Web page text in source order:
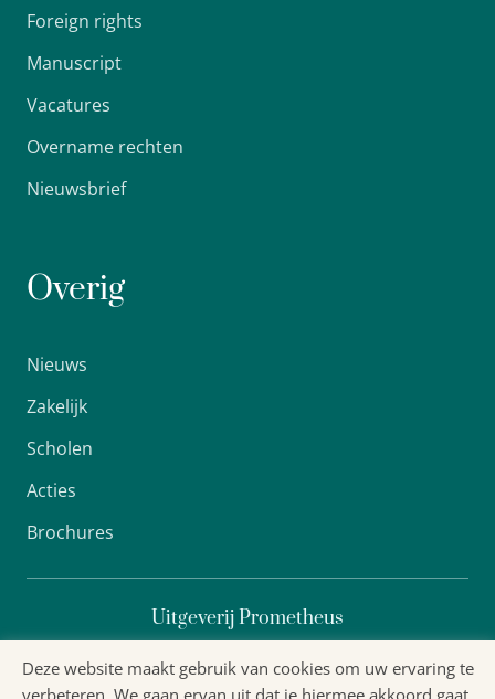
Foreign rights
Manuscript
Vacatures
Overname rechten
Nieuwsbrief
Overig
Nieuws
Zakelijk
Scholen
Acties
Brochures
Uitgeverij Prometheus
Deze website maakt gebruik van cookies om uw ervaring te